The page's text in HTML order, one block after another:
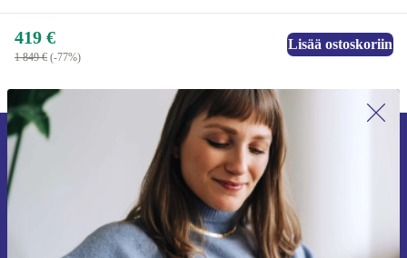
419 €
1 849 € (-77%)
Lisää ostoskoriin
Liity ensimmäistä kertaa uutiskirjeen
tilaajaksi ja säästä 15 €!
Älä missaa enää yhtäkään tarjousta.